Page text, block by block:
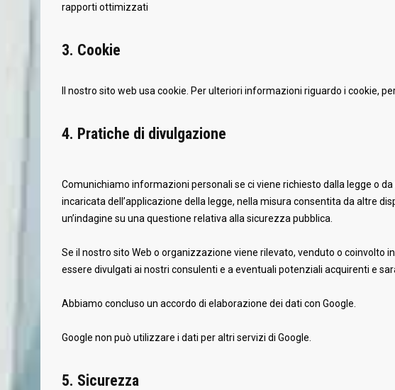
rapporti ottimizzati
3. Cookie
Il nostro sito web usa cookie. Per ulteriori informazioni riguardo i cookie,
4. Pratiche di divulgazione
Comunichiamo informazioni personali se ci viene richiesto dalla legge o
incaricata dell’applicazione della legge, nella misura consentita da altre
un’indagine su una questione relativa alla sicurezza pubblica.
Se il nostro sito Web o organizzazione viene rilevato, venduto o coinvolto
essere divulgati ai nostri consulenti e a eventuali potenziali acquirenti e
Abbiamo concluso un accordo di elaborazione dei dati con Google.
Google non può utilizzare i dati per altri servizi di Google.
5. Sicurezza